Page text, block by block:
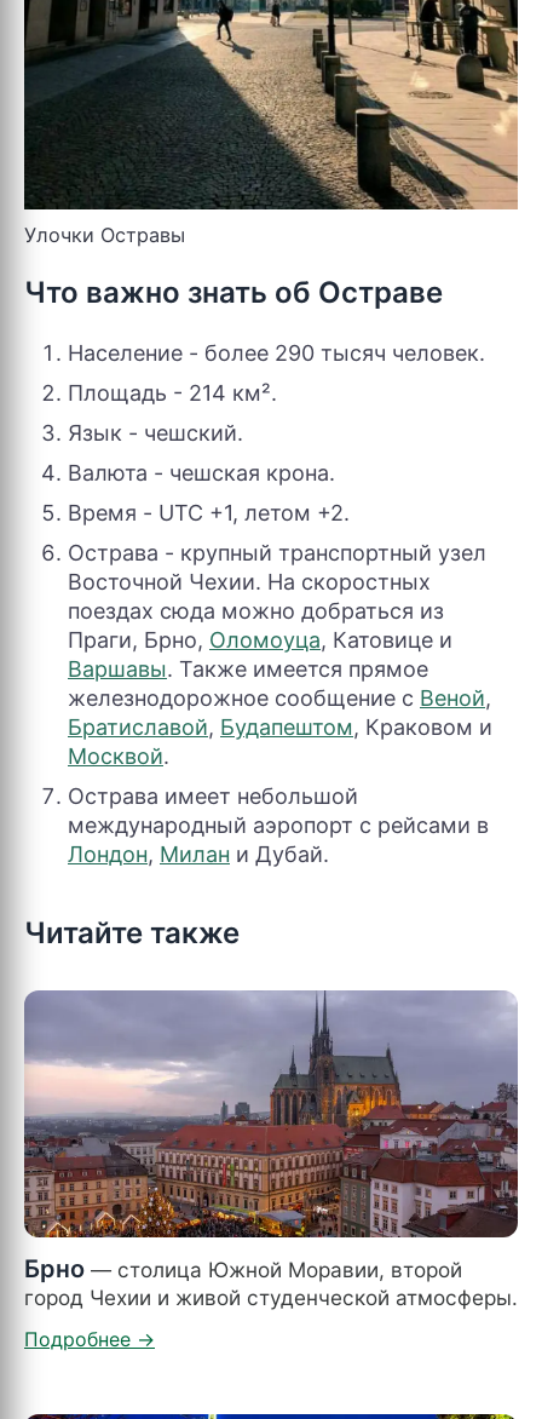
Улочки Остравы
Что важно знать об Остраве
Население - более 290 тысяч человек.
Площадь - 214 км².
Язык - чешский.
Валюта - чешская крона.
Время - UTC +1, летом +2.
Острава - крупный транспортный узел
Восточной Чехии. На скоростных
поездах сюда можно добраться из
Праги, Брно, Оломоуца, Катовице и
Варшавы. Также имеется прямое
железнодорожное сообщение с Веной,
Братиславой, Будапештом, Краковом и
Москвой.
Острава имеет небольшой
международный аэропорт с рейсами в
Лондон, Милан и Дубай.
Читайте также
Брно — столица Южной Моравии, второй
город Чехии и живой студенческой атмосферы.